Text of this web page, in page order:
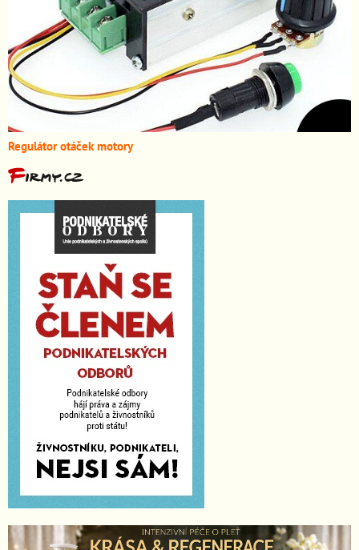
Regulátor otáček motory